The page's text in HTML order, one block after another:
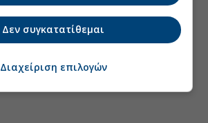
Δεν συγκατατίθεμαι
Διαχείριση επιλογών